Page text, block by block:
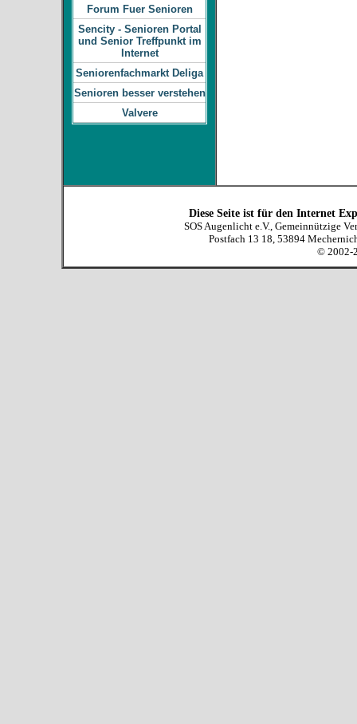
Forum Fuer Senioren
Sencity - Senioren Portal
und Senior Treffpunkt im
Internet
Seniorenfachmarkt Deliga
Senioren besser verstehen
Valvere
Diese Seite ist für den Internet
SOS Augenlicht e.V., Gemeinnützige
Postfach 13 18, 53894
© 2002-